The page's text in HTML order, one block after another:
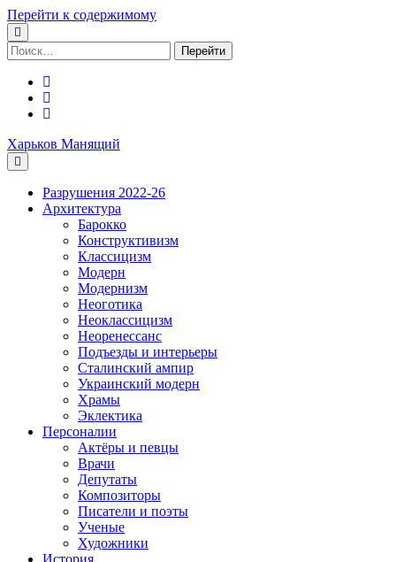
Перейти к содержимому
Поиск:
Харьков Манящий
Разрушения 2022-26
Архитектура
Барокко
Конструктивизм
Классицизм
Модерн
Модернизм
Неоготика
Неоклассицизм
Неоренессанс
Подъезды и интерьеры
Сталинский ампир
Украинский модерн
Храмы
Эклектика
Персоналии
Актёры и певцы
Врачи
Депутаты
Композиторы
Писатели и поэты
Ученые
Художники
История